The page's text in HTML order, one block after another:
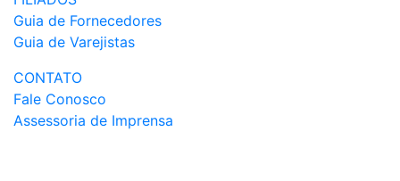
Guia de Fornecedores
Guia de Varejistas
CONTATO
Fale Conosco
Assessoria de Imprensa